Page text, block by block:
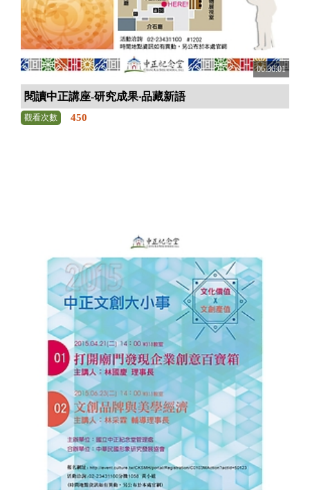
06:36:01
閱讀中正講座-研究成果‧品藏新語
觀看次數 450